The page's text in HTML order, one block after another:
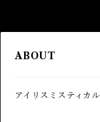
ABOUT
アイリスミスティカ